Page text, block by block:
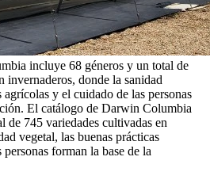
incluye 68 géneros y un total de
invernaderos, donde la sanidad
agrícolas y el cuidado de las personas
El catálogo de Darwin Columbia
de 745 variedades cultivadas en
vegetal, las buenas prácticas
forman la base de la